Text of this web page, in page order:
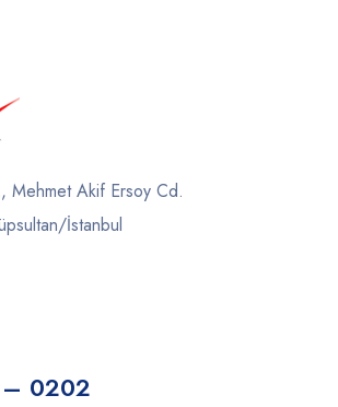
Mehmet Akif Ersoy Cd.
İstanbul
0202